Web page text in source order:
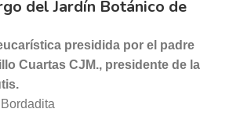
del Jardín Botánico de
presidida por el padre
Cuartas CJM., presidente de la